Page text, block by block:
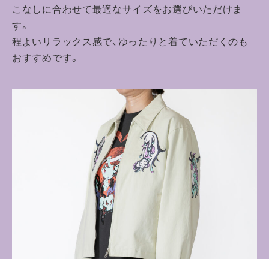
こなしに合わせて最適なサイズをお選びいただけま
す。
程よいリラックス感で、ゆったりと着ていただくのも
おすすめです。